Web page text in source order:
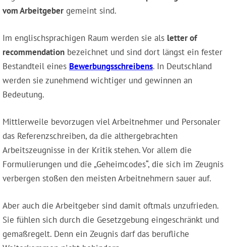
vom Arbeitgeber gemeint sind.
Im englischsprachigen Raum werden sie als letter of
recommendation bezeichnet und sind dort längst ein fester
Bestandteil eines Bewerbungsschreibens. In Deutschland
werden sie zunehmend wichtiger und gewinnen an
Bedeutung.
Mittlerweile bevorzugen viel Arbeitnehmer und Personaler
das Referenzschreiben, da die althergebrachten
Arbeitszeugnisse in der Kritik stehen. Vor allem die
Formulierungen und die „Geheimcodes“, die sich im Zeugnis
verbergen stoßen den meisten Arbeitnehmern sauer auf.
Aber auch die Arbeitgeber sind damit oftmals unzufrieden.
Sie fühlen sich durch die Gesetzgebung eingeschränkt und
gemaßregelt. Denn ein Zeugnis darf das berufliche